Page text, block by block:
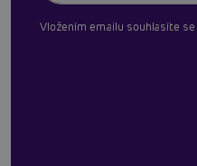
Vložením emailu souhlasíte se